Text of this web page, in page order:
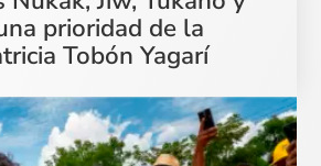
prioridad de la
Tobón Yagarí